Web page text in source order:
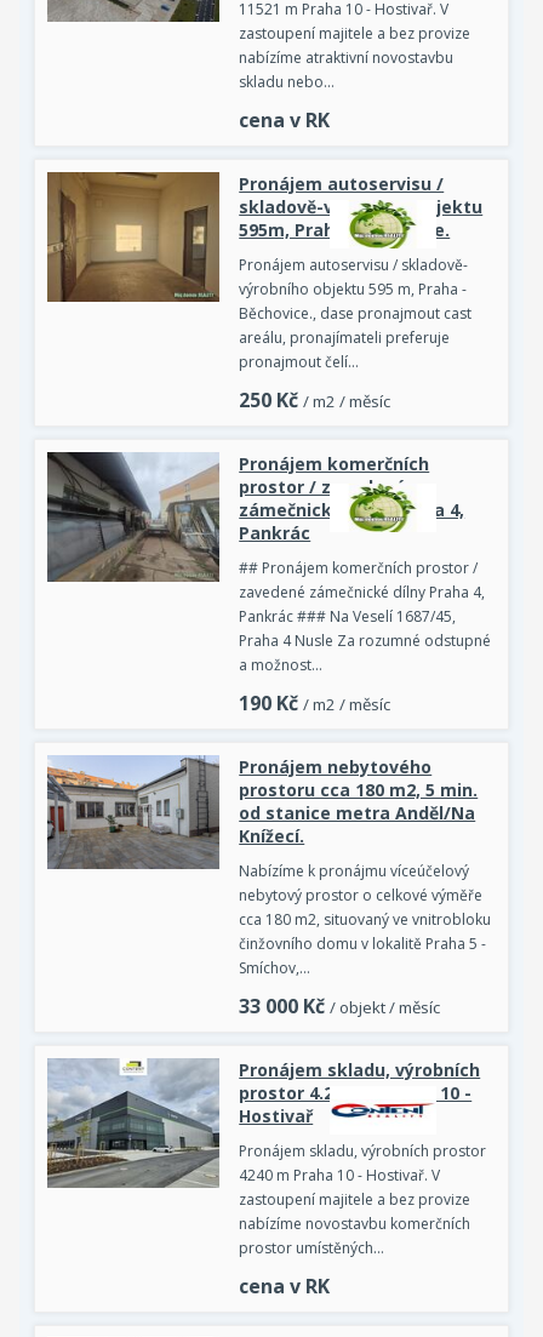
11521 m Praha 10 - Hostivař. V
zastoupení majitele a bez provize
nabízíme atraktivní novostavbu
skladu nebo…
cena v RK
Pronájem autoservisu /
skladově-výrobního objektu
595m, Praha -Běchovice.
Pronájem autoservisu / skladově-
výrobního objektu 595 m, Praha -
Běchovice., dase pronajmout cast
areálu, pronajímateli preferuje
pronajmout čelí…
250 Kč / m2 / měsíc
Pronájem komerčních
prostor / zavedené
zámečnické dílny Praha 4,
Pankrác
## Pronájem komerčních prostor /
zavedené zámečnické dílny Praha 4,
Pankrác ### Na Veselí 1687/45,
Praha 4 Nusle Za rozumné odstupné
a možnost…
190 Kč / m2 / měsíc
Pronájem nebytového
prostoru cca 180 m2, 5 min.
od stanice metra Anděl/Na
Knížecí.
Nabízíme k pronájmu víceúčelový
nebytový prostor o celkové výměře
cca 180 m2, situovaný ve vnitrobloku
činžovního domu v lokalitě Praha 5 -
Smíchov,…
33 000 Kč / objekt / měsíc
Pronájem skladu, výrobních
prostor 4.240 m, Praha 10 -
Hostivař
Pronájem skladu, výrobních prostor
4240 m Praha 10 - Hostivař. V
zastoupení majitele a bez provize
nabízíme novostavbu komerčních
prostor umístěných…
cena v RK